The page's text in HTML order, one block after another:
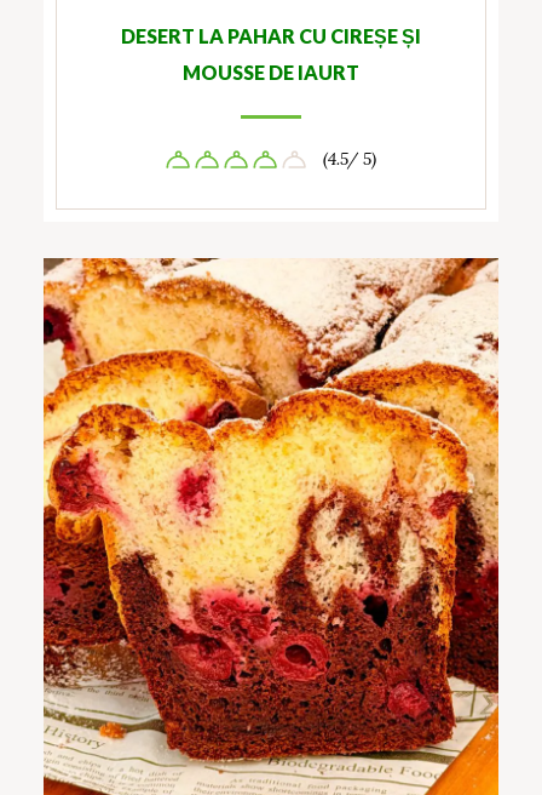
DESERT LA PAHAR CU CIREȘE ȘI
MOUSSE DE IAURT
(4.5/ 5)